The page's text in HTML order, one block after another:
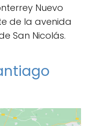
Nuevo
de la avenida
San Nicolás.